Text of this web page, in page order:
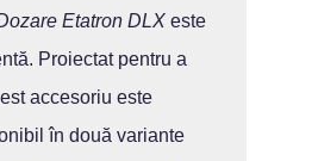
Etatron DLX este
Proiectat pentru a
accesoriu este
în două variante